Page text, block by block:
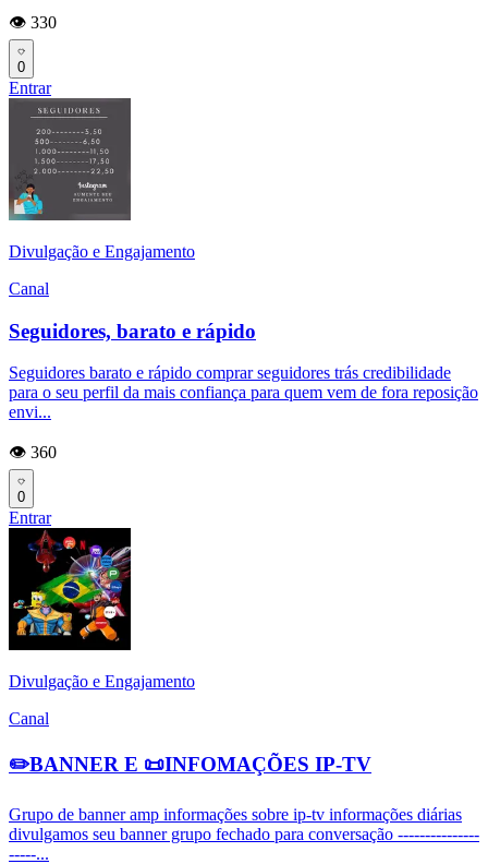
👁️ 330
0
Entrar
Divulgação e Engajamento
Canal
Seguidores, barato e rápido
Seguidores barato e rápido comprar seguidores trás credibilidade
para o seu perfil da mais confiança para quem vem de fora reposição
envi...
👁️ 360
0
Entrar
Divulgação e Engajamento
Canal
✏️BANNER E 📜INFOMAÇÕES IP-TV
Grupo de banner amp informações sobre ip-tv informações diárias
divulgamos seu banner grupo fechado para conversação ---------------
-----...